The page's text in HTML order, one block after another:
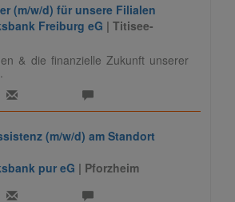
(m/w/d) für unsere Filialen
Freiburg eG | Titisee-
& die finanzielle Zukunft unserer
(m/w/d) am Standort
pur eG | Pforzheim